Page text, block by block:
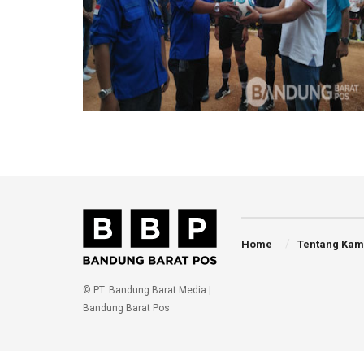
© PT. Bandung Barat Media |
Bandung Barat Pos
Home Tentang